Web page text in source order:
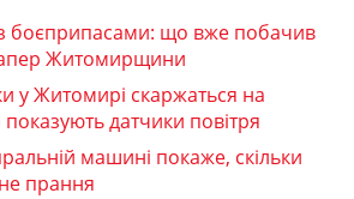
боєприпасами: що вже побачив
Житомирщини
у Житомирі скаржаться на
датчики повітря
машині покаже, скільки
прання